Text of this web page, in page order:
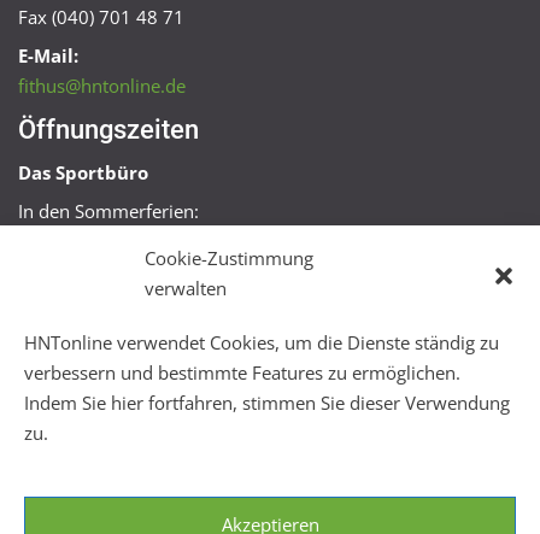
Cookie-Zustimmung
verwalten
HNTonline verwendet Cookies, um die Dienste ständig zu
verbessern und bestimmte Features zu ermöglichen.
Indem Sie hier fortfahren, stimmen Sie dieser Verwendung
zu.
Akzeptieren
Fax (040) 701 48 71
E-Mail:
fithus@hntonline.de
Öffnungszeiten
Das Sportbüro
In den Sommerferien:
Mo + Mi 16:00 – 18:00 Uhr
Mo – Fr 08:00 – 22:00 Uhr
Sa + So 10:00 – 18:00 Uhr